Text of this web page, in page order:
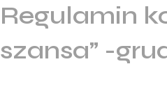
Regulamin
szansa” -